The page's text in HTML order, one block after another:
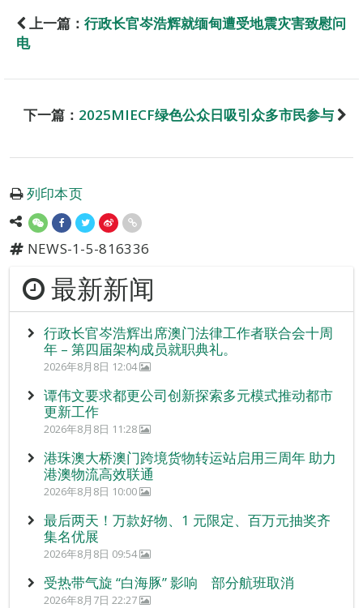
上一篇： 行政长官岑浩辉就缅甸遭受地震灾害致慰问
电
下一篇： 2025MIECF绿色公众日吸引众多市民参与
列印本页
NEWS-1-5-816336
最新新闻
行政长官岑浩辉出席澳门法律工作者联合会十周
年 – 第四届架构成员就职典礼。
2026年8月8日 12:04
谭伟文要求都更公司创新探索多元模式推动都市
更新工作
2026年8月8日 11:28
港珠澳大桥澳门跨境货物转运站启用三周年 助力
港澳物流高效联通
2026年8月8日 10:00
最后两天！万款好物、1 元限定、百万元抽奖齐
集名优展
2026年8月8日 09:54
受热带气旋 “白海豚” 影响 部分航班取消
2026年8月7日 22:27